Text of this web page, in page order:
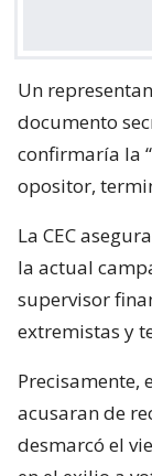
Un
documento
confirmaría la
opositor,
La CEC
la actual
supervisor
extremistas y
Precisamente,
acusaran de
desmarcó el